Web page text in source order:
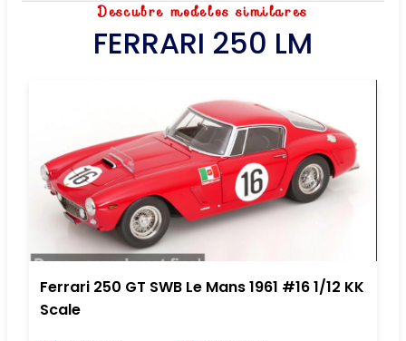
Descubre modelos similares
FERRARI 250 LM
Ferrari 250 GT SWB Le Mans 1961 #16 1/12 KK
Scale